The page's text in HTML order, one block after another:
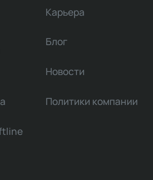
Карьера
Блог
Новости
Политики компании